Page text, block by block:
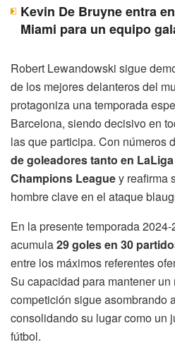
Kevin De Bruyne entra
Miami para un equipo
Robert Lewandowski sigue
de los mejores delanteros del
protagoniza una temporada
Barcelona, siendo decisivo en
las que participa. Con números
de goleadores tanto en
Champions Leaguey reafirma
hombre clave en el ataque
En la presente temporada
acumula29 goles en 30
entre los máximos referentes
Su capacidad para mantener
competición sigue asombrando
consolidando su lugar como un
fútbol.